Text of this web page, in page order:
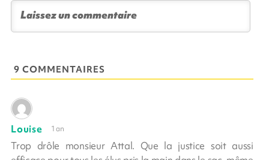
9 COMMENTAIRES
Louise 1 an
Trop drôle monsieur Attal. Que la justice soit aussi